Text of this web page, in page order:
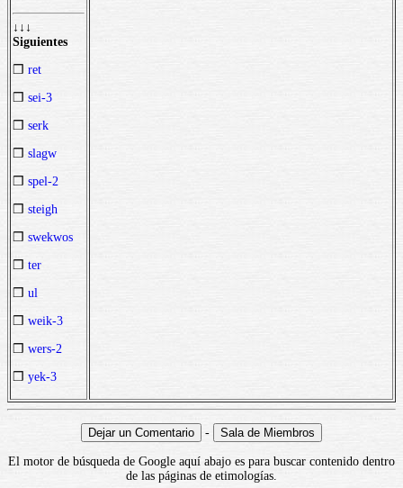
↓↓↓
Siguientes
❒ ret
❒ sei-3
❒ serk
❒ slagw
❒ spel-2
❒ steigh
❒ swekwos
❒ ter
❒ ul
❒ weik-3
❒ wers-2
❒ yek-3
-
El motor de búsqueda de Google aquí abajo es para buscar contenido dentro
de las páginas de etimologías.